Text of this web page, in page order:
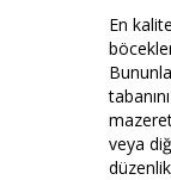
En
veya